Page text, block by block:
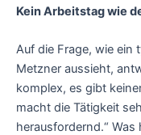
Kein Arbeitstag wie
Auf die Frage, wie ein
Metzner aussieht,
komplex, es gibt
macht die Tätigkeit
herausfordernd.“